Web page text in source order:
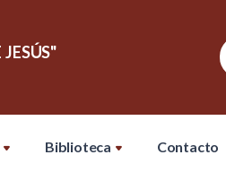
Biblioteca Contacto